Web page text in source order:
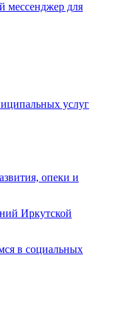
для
услуг
опеки и
Иркутской
в социальных